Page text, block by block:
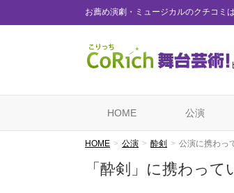
お薦め演劇・ミュージカルのクチコミ
HOME 公演
HOME 公演 酔剣 公演に携わっ
「酔剣」に携わっ